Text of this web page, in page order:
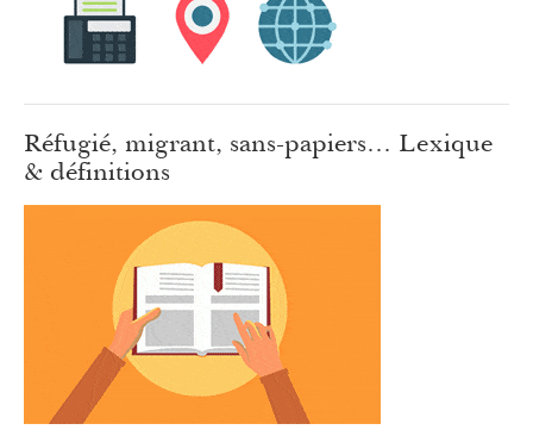
Réfugié, migrant, sans-papiers… Lexique
& définitions